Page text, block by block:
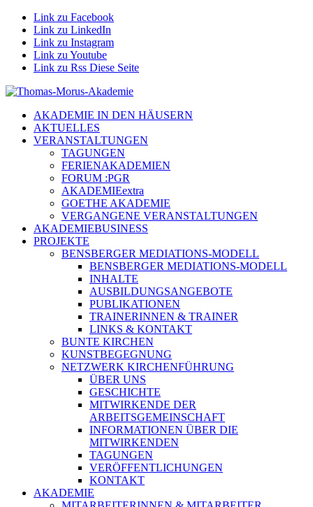
Link zu Facebook
Link zu LinkedIn
Link zu Instagram
Link zu Youtube
Link zu Rss Diese Seite
AKADEMIE IN DEN HÄUSERN
AKTUELLES
VERANSTALTUNGEN
TAGUNGEN
FERIENAKADEMIEN
FORUM :PGR
AKADEMIEextra
GOETHE AKADEMIE
VERGANGENE VERANSTALTUNGEN
AKADEMIEBUSINESS
PROJEKTE
BENSBERGER MEDIATIONS-MODELL
BENSBERGER MEDIATIONS-MODELL
INHALTE
AUSBILDUNGSANGEBOTE
PUBLIKATIONEN
TRAINERINNEN & TRAINER
LINKS & KONTAKT
BUNTE KIRCHEN
KUNSTBEGEGNUNG
NETZWERK KIRCHENFÜHRUNG
ÜBER UNS
GESCHICHTE
MITWIRKENDE DER
ARBEITSGEMEINSCHAFT
INFORMATIONEN ÜBER DIE
MITWIRKENDEN
TAGUNGEN
VERÖFFENTLICHUNGEN
KONTAKT
AKADEMIE